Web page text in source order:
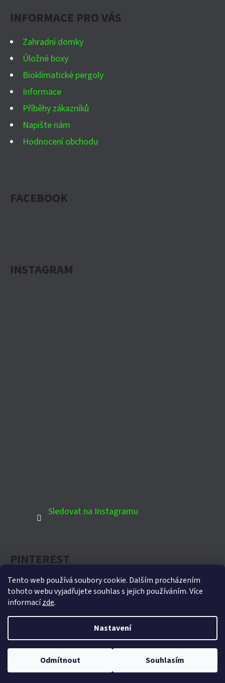
Tento web používá soubory cookie. Dalším procházením
tohoto webu vyjadřujete souhlas s jejich používáním. Více
informacízde.
Nastavení
Odmítnout Souhlasím
INFORMACE PRO VÁS
Zahradní domky
Úložné boxy
Bioklimatické pergoly
Informace
Příběhy zákazníků
Napište nám
Hodnocení obchodu
FACEBOOK
INSTAGRAM
Sledovat na Instagramu
PINTEREST
Oficiální partner Biohort pro Českou republiku
Vytvořil Shoptet
Copyright 2026Domek-zahradni.cz. Všechna práva
vyhrazena.